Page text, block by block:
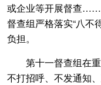
或企业等开展督查……
督查组严格落实“八不
负担。
第十一督查组在重
不打招呼、不发通知